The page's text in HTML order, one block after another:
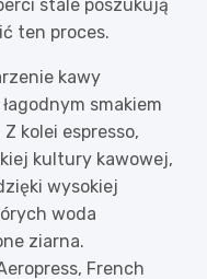
stale poszukują
ten proces.
kawy
smakiem
kolei espresso,
kultury kawowej,
wysokiej
woda
ziarna.
French